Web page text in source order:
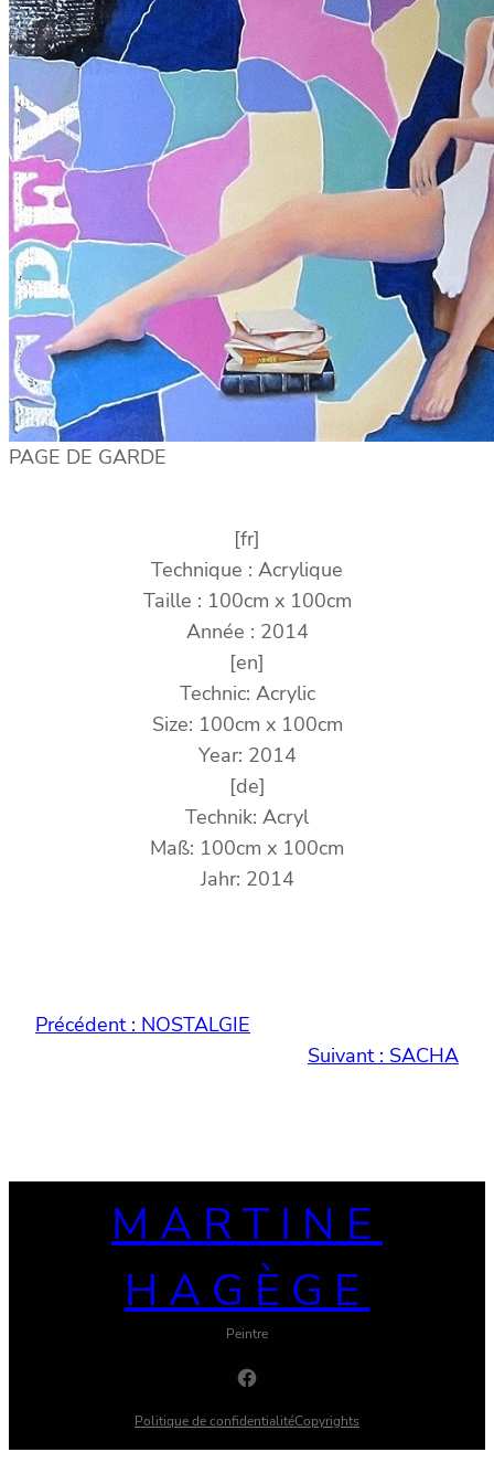
PAGE DE GARDE
[fr]
Technique : Acrylique
Taille : 100cm x 100cm
Année : 2014
[en]
Technic: Acrylic
Size: 100cm x 100cm
Year: 2014
[de]
Technik: Acryl
Maß: 100cm x 100cm
Jahr: 2014
Précédent : NOSTALGIE
Suivant : SACHA
MARTINE
HAGÈGE
Peintre
Facebook
Politique de confidentialitéCopyrights